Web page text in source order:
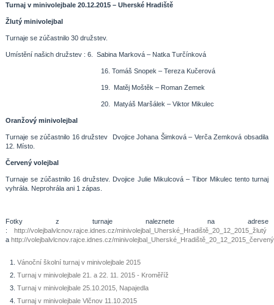
Turnaj v minivolejbale 20.12.2015 – Uherské Hradiště
Žlutý minivolejbal
Turnaje se zúčastnilo 30 družstev.
Umístění našich družstev : 6. Sabina Marková – Natka Turčínková
16. Tomáš Snopek – Tereza Kučerová
19. Matěj Moštěk – Roman Zemek
20. Matyáš Maršálek – Viktor Mikulec
Oranžový minivolejbal
Turnaje se zúčastnilo 16 družstev Dvojice Johana Šimková – Verča Zemková obsadila
12. Místo.
Červený volejbal
Turnaje se zúčastnilo 16 družstev. Dvojice Julie Mikulcová – Tibor Mikulec tento turnaj
vyhrála. Neprohrála ani 1 zápas.
Fotky z turnaje naleznete na adrese
: http://volejbalvlcnov.rajce.idnes.cz/minivolejbal_Uherské_Hradiště_20_12_2015_žlutý
ahttp://volejbalvlcnov.rajce.idnes.cz/minivolejbal_Uherské_Hradiště_20_12_2015_červený
Vánoční školní turnaj v minivolejbale 2015
Turnaj v minivolejbale 21. a 22. 11. 2015 - Kroměříž
Turnaj v minivolejbale 25.10.2015, Napajedla
Turnaj v minivolejbale Vlčnov 11.10.2015